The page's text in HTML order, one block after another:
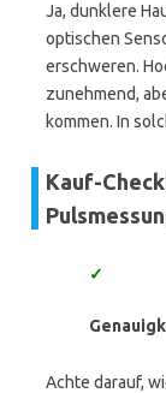
Ja, dunklere
optischen
erschweren.
zunehmend,
kommen. In
Kauf-
✓
Achte darauf,